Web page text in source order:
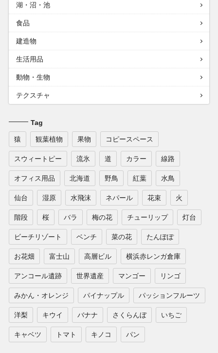
湖・沼・池
食品
建造物
生活用品
動物・生物
テクスチャ
Tag
猿 観葉植物 果物 コピースペース
スウィートピー 流氷 道 カラー 線路
オフィス用品 北海道 野鳥 紅葉 水鳥
仙台 湿原 水飛沫 ネパール 花束 火
階段 桜 バラ 梅の花 チューリップ 灯台
ビーチリゾート ベンチ 菜の花 たんぽぽ
お花畑 富士山 高層ビル 横浜赤レンガ倉庫
アンコール遺跡 世界遺産 マンゴー リンゴ
みかん・オレンジ パイナップル パッションフルーツ
洋梨 キウイ バナナ さくらんぼ いちご
キャベツ トマト キノコ パン